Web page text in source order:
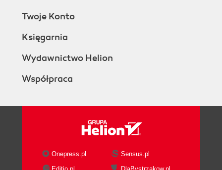
Twoje Konto
Księgarnia
Wydawnictwo Helion
Współpraca
Onepress.pl
Sensus.pl